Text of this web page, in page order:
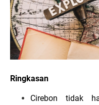
Ringkasan
Cirebon tidak